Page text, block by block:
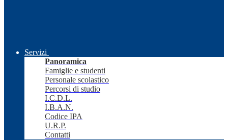
Servizi
Panoramica
Famiglie e studenti
Personale scolastico
Percorsi di studio
I.C.D.L.
I.B.A.N.
Codice IPA
U.R.P.
Contatti